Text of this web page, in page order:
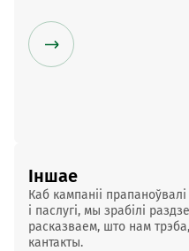
Іншае
Каб кампаніі прапаноўвалі
і паслугі, мы зрабілі
расказваем, што нам
кантакты.